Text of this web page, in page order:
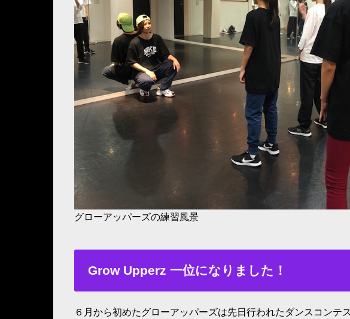
グローアッパーズの練習風景
Grow Upperz 一位になりました！
６月から初めたグローアッパーズは先日行われたダンスコンテ